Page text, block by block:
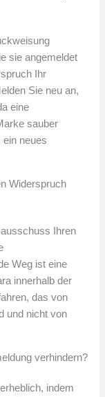
sie angemeldet
Ihr
Sie neu an,
eine
sauber
ein neues
Widerspruch
Ihren
Weg ist eine
innerhalb der
das von
und nicht von
verhindern?
indem